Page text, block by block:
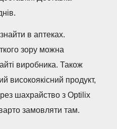
в аптеках.
зору можна
виробника. Також
високоякісний продукт,
шахрайство з Optilix
замовляти там.